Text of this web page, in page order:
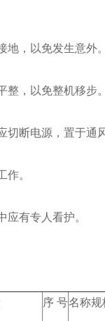
地，以免发生意
整，以免整机移步。
切断电源，置于通
作。
应有专人看护。
序 号名称规